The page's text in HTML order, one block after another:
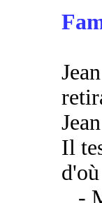
Il
d'où
-